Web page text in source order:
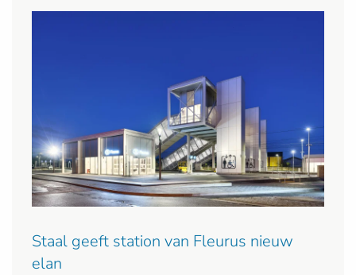
Staal geeft station van Fleurus nieuw
elan